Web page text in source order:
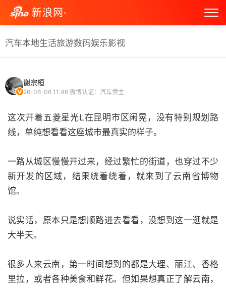
新浪网·
汽车本地生活旅游数码娱乐影视
谢宗桓
26-06-06 11:46 微博认证：汽车博主
这次开着五菱星光L在昆明市区闲晃，没有特别规划路
线，单纯想看看这座城市最真实的样子。
一路从城区慢慢开过来，经过繁忙的街道，也穿过不少
新开发的区域，结果绕着绕着，就来到了云南省博物
馆。
说实话，原本只是想顺路进去看看，没想到这一逛就是
大半天。
很多人来云南，第一时间想到的都是大理、丽江、香格
里拉，或者各种美食和鲜花。但如果想真正了解云南，